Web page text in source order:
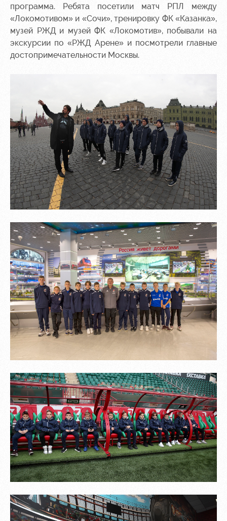
программа. Ребята посетили матч РПЛ между
«Локомотивом» и «Сочи», тренировку ФК «Казанка»,
музей РЖД и музей ФК «Локомотив», побывали на
экскурсии по «РЖД Арене» и посмотрели главные
достопримечательности Москвы.